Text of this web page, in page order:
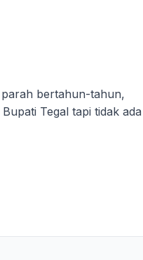
bertahun-tahun,
Tegal tapi tidak ada